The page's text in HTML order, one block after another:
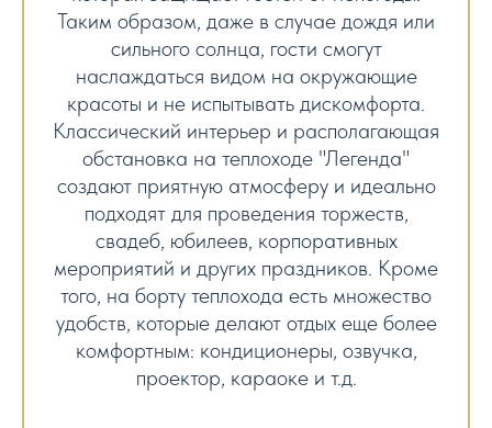
Таким образом, даже в случае дождя или
сильного солнца, гости смогут
наслаждаться видом на окружающие
красоты и не испытывать дискомфорта.
Классический интерьер и располагающая
обстановка на теплоходе "Легенда"
создают приятную атмосферу и идеально
подходят для проведения торжеств,
свадеб, юбилеев, корпоративных
мероприятий и других праздников. Кроме
того, на борту теплохода есть множество
удобств, которые делают отдых еще более
комфортным: кондиционеры, озвучка,
проектор, караоке и т.д.